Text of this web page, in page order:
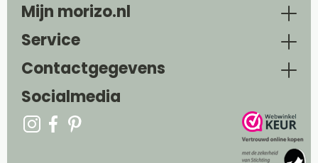
Mijn morizo.nl
Service
Contactgegevens
Socialmedia